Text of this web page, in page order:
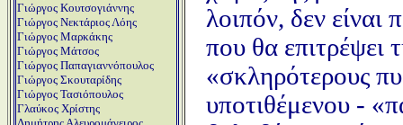
Γιώργος Κουτσογιάννης
Γιώργος Νεκτάριος Λόης
Γιώργος Μαρκάκης
Γιώργος Μάτσος
Γιώργος Παπαγιαννόπουλος
Γιώργος Σκουταρίδης
Γιώργος Τασιόπουλος
Γλαύκος Χρίστης
λοιπόν, δεν είναι
που θα επιτρέψει
«σκληρότερους
υποτιθέμενου -